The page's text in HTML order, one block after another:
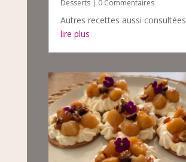
Desserts| 0 Commentaires
Autres recettes aussi consultées
lire plus